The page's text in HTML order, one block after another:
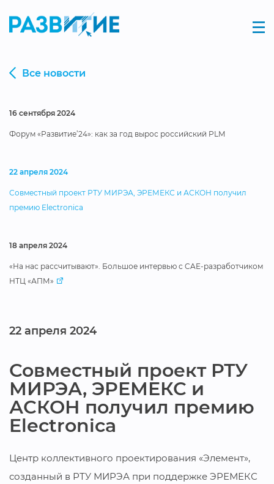
Все новости
16 сентября 2024
Форум «Развитие’24»: как за год вырос российский PLM
22 апреля 2024
Совместный проект РТУ МИРЭА, ЭРЕМЕКС и АСКОН получил
премию Electronica
18 апреля 2024
«На нас рассчитывают». Большое интервью с CAE-разработчиком
НТЦ «АПМ»
22 апреля 2024
Совместный проект РТУ
МИРЭА, ЭРЕМЕКС и
АСКОН получил премию
Electronica
Центр коллективного проектирования «Элемент»,
созданный в РТУ МИРЭА при поддержке ЭРЕМЕКС